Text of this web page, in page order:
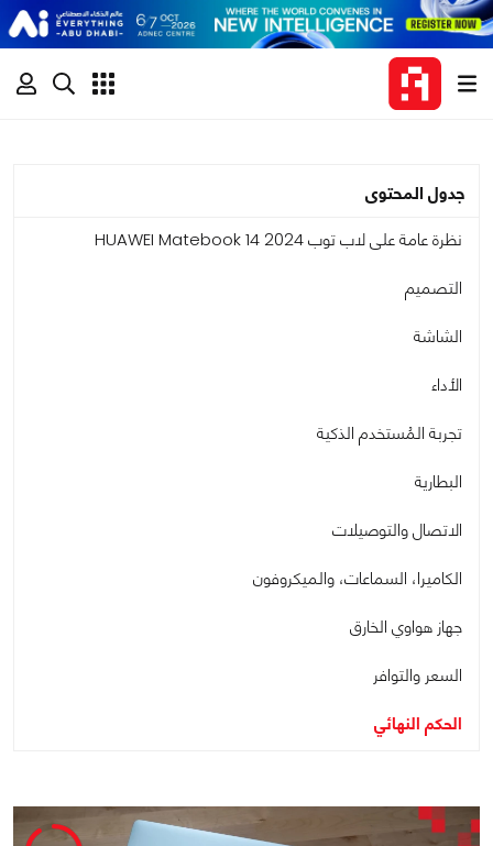
جدول المحتوى
نظرة عامة على لاب توب HUAWEI Matebook 14 2024
التصميم
الشاشة
الأداء
تجربة المُستخدم الذكية
البطارية
الاتصال والتوصيلات
الكاميرا، السماعات، والميكروفون
جهاز هواوي الخارق
السعر والتوافر
الحكم النهائي